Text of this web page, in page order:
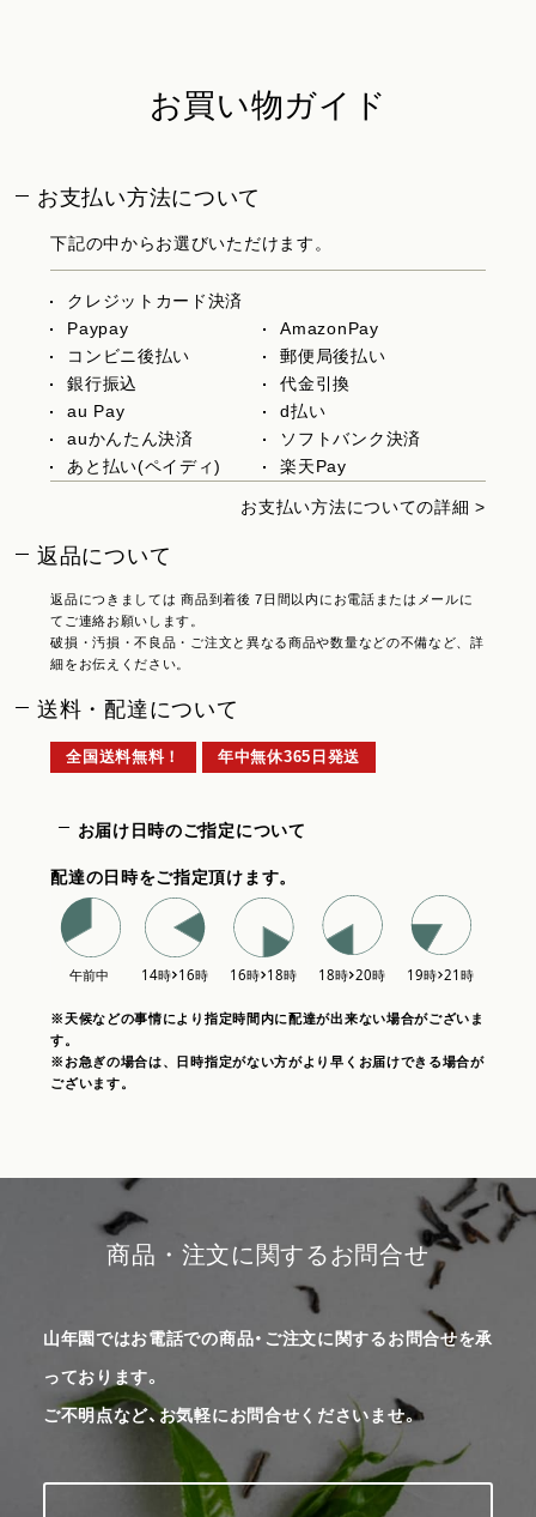
お買い物ガイド
お支払い方法について
下記の中からお選びいただけます。
クレジットカード決済
Paypay
AmazonPay
コンビニ後払い
郵便局後払い
銀行振込
代金引換
au Pay
d払い
auかんたん決済
ソフトバンク決済
あと払い(ペイディ)
楽天Pay
お支払い方法についての詳細 >
返品について
返品につきましては 商品到着後 7日間以内にお電話またはメールに
てご連絡お願いします。
破損・汚損・不良品・ご注文と異なる商品や数量などの不備など、詳
細をお伝えください。
送料・配達について
全国送料無料！ 年中無休365日発送
お届け日時のご指定について
配達の日時をご指定頂けます。
※天候などの事情により指定時間内に配達が出来ない場合がございま
す。
※お急ぎの場合は、日時指定がない方がより早くお届けできる場合が
ございます。
商品・注文に関するお問合せ
山年園ではお電話での商品・ご注文に関するお問合せを承
っております。
ご不明点など、お気軽にお問合せくださいませ。